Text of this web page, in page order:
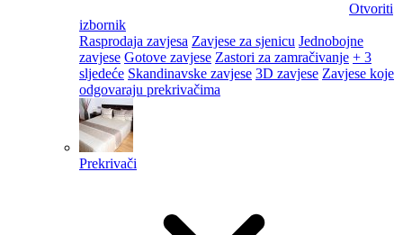
Otvoriti
izbornik
Rasprodaja zavjesa Zavjese za sjenicu Jednobojne
zavjese Gotove zavjese Zastori za zamračivanje + 3
sljedeće Skandinavske zavjese 3D zavjese Zavjese koje
odgovaraju prekrivačima
Prekrivači